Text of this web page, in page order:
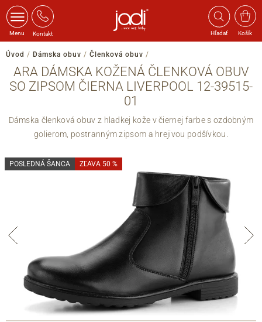
Menu Kontakt Hľadať Košík
Úvod / Dámska obuv / Členková obuv /
ARA DÁMSKA KOŽENÁ ČLENKOVÁ OBUV
SO ZIPSOM ČIERNA LIVERPOOL 12-39515-
01
Dámska členková obuv z hladkej kože v čiernej farbe s ozdobným
golierom, postranným zipsom a hrejivou podšívkou.
POSLEDNÁ ŠANCA ZĽAVA 50 %